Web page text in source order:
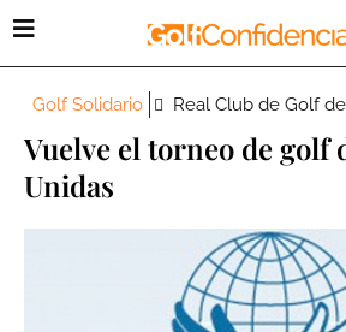
Golf Solidario Real Club de Golf
Vuelve el torneo de golf
Unidas